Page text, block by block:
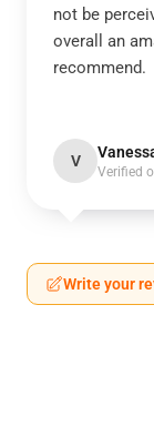
not be
overall an
recommend.
V
Verified
Write your